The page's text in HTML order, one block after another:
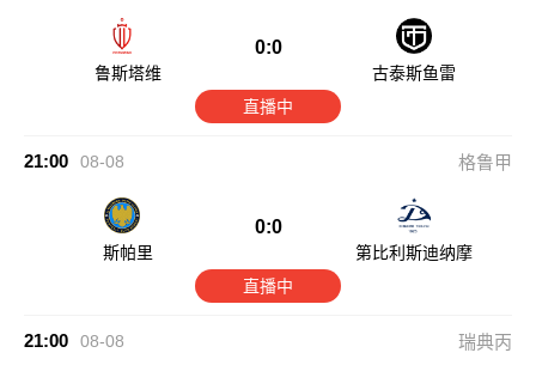
鲁斯塔维
0:0
古泰斯鱼雷
直播中
21:00 08-08 格鲁甲
斯帕里
0:0
第比利斯迪纳摩
直播中
21:00 08-08 瑞典丙